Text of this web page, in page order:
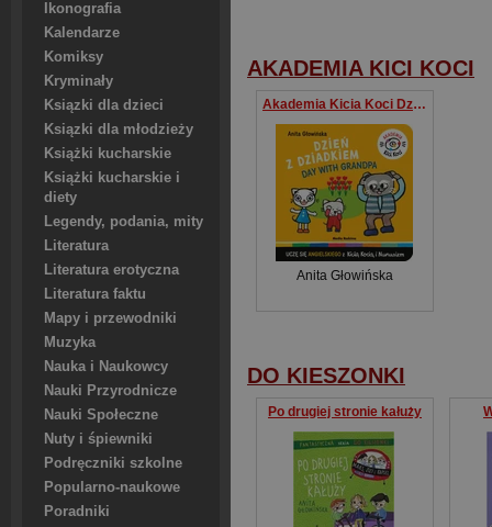
Ikonografia
Kalendarze
Komiksy
Kryminały
Ksiązki dla dzieci
Ksiązki dla młodzieży
Książki kucharskie
Książki kucharskie i
diety
Legendy, podania, mity
Literatura
Literatura erotyczna
Literatura faktu
Mapy i przewodniki
Muzyka
Nauka i Naukowcy
Nauki Przyrodnicze
Nauki Społeczne
Nuty i śpiewniki
Podręczniki szkolne
Popularno-naukowe
Poradniki
AKADEMIA KICI KOCI
Akademia Kicia Koci Dzień z dziadkiem
Anita Głowińska
DO KIESZONKI
Po drugiej stronie kałuży